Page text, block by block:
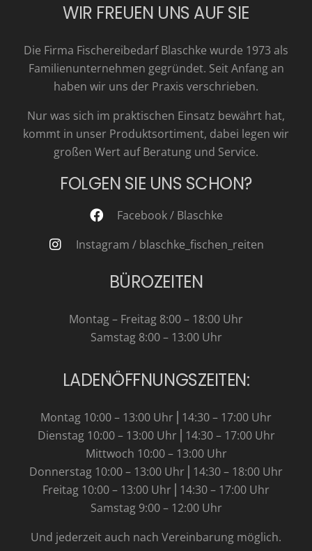
WIR FREUEN UNS AUF SIE
Die Firma Fischereibedarf Blaschke wurde 1973 als
Familienunternehmen gegründet. Seit Anfang an
haben wir uns der Praxis verschrieben.
Nur was sich im praktischen Einsatz bewährt hat,
kommt in unser Produktsortiment, dabei legen wir
großen Wert auf Beratung und Service.
FOLGEN SIE UNS SCHON?
Facebook / Blaschke
Instagram / blaschke_fischen_reiten
BÜROZEITEN
Montag – Freitag 8:00 – 18:00 Uhr
Samstag 8:00 – 13:00 Uhr
LADENÖFFNUNGSZEITEN:
Montag 10:00 – 13:00 Uhr⎪14:30 – 17:00 Uhr
Dienstag 10:00 – 13:00 Uhr⎪14:30 – 17:00 Uhr
Mittwoch 10:00 – 13:00 Uhr
Donnerstag 10:00 – 13:00 Uhr⎪14:30 – 18:00 Uhr
Freitag 10:00 – 13:00 Uhr⎪14:30 – 17:00 Uhr
Samstag 9:00 – 12:00 Uhr
Und jederzeit auch nach Vereinbarung möglich.